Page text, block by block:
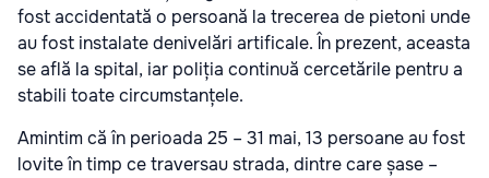
fost accidentată o persoană la trecerea de pietoni unde
au fost instalate denivelări artificale. În prezent, aceasta
se află la spital, iar poliția continuă cercetările pentru a
stabili toate circumstanțele.
Amintim că în perioada 25 – 31 mai, 13 persoane au fost
lovite în timp ce traversau strada, dintre care șase –